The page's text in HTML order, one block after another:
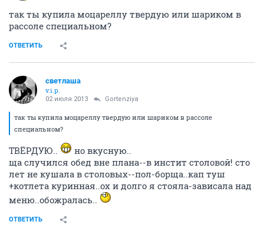
так ты купила моцареллу твердую или шариком в
рассоле специальном?
ОТВЕТИТЬ
светлаша
v.i.p.
02 июля 2013 Gortenziya
так ты купила моцареллу твердую или шариком в рассоле
специальном?
ТВЁРДУЮ..
но вкусную..
ща случился обед вне плана--в инстит столовой! сто
лет не кушала в столовых--пол-борща..кап туш
+котлета куринная..ох и долго я стояла-зависала над
меню..обожралась..
ОТВЕТИТЬ